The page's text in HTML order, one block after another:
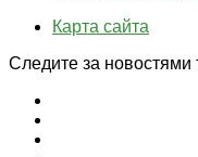
Карта сайта
Следите за новостями